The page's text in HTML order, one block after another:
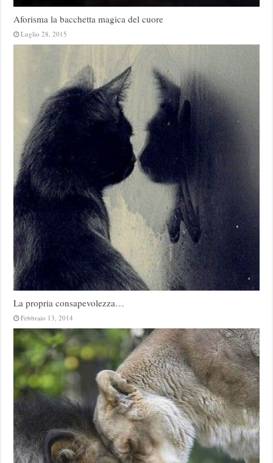
Aforisma la bacchetta magica del cuore
Luglio 28, 2015
La propria consapevolezza…
Febbraio 13, 2014